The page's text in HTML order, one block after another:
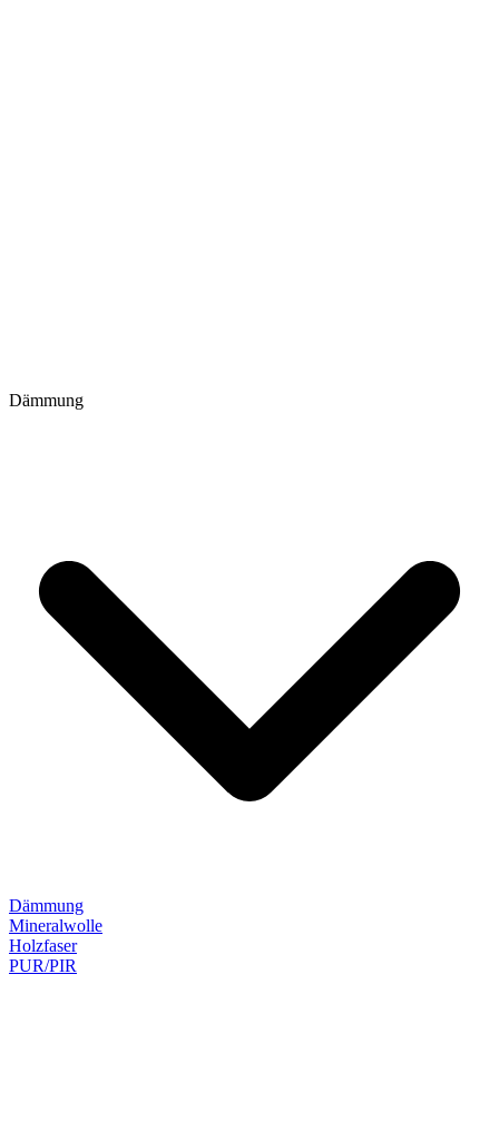
Dämmung
Dämmung
Mineralwolle
Holzfaser
PUR/PIR